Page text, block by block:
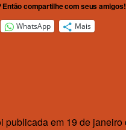
Então compartilhe com seus amigos!
WhatsApp Mais
publicada em 19 de janeiro